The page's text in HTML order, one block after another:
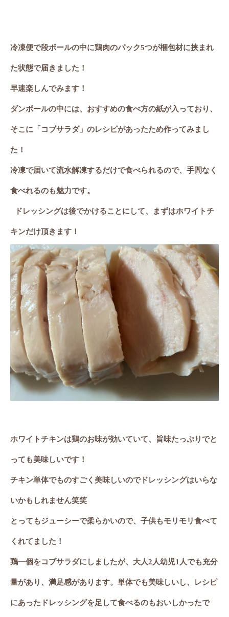
冷凍便で段ボールの中に鶏肉のパック5つが梱包材に挟まれ
た状態で届きました！
早速楽しんでみます！
ダンボールの中には、おすすめの食べ方の紙が入っており、
そこに「コブサラダ」のレシピがあったため作ってみまし
た！
冷凍で届いて流水解凍するだけで食べられるので、手間なく
食べれるのも魅力です。
ドレッシングは後でかけることにして、まずはホワイトチ
キンだけ頂きます！
ホワイトチキンは鶏のお味が効いていて、旨味たっぷりでと
っても美味しいです！
チキン単体でものすごく美味しいのでドレッシングはいらな
いかもしれません笑笑
とってもジューシーで柔らかいので、子供もモリモリ食べて
くれてました！
鶏一個をコブサラダにしましたが、大人2 人幼児1 人でも充分
量があり、満足感があります。単体でも美味しいし、レシピ
にあったドレッシングを足して食べるのもおいしかったで